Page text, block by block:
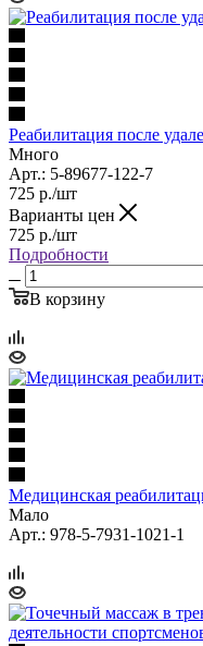
Реабилитация после
Много
Арт.: 5-89677-122-7
725 р./шт
Варианты цен
725 р./шт
Подробности
В корзину
Медицинская
Мало
Арт.: 978-5-7931-1021-1